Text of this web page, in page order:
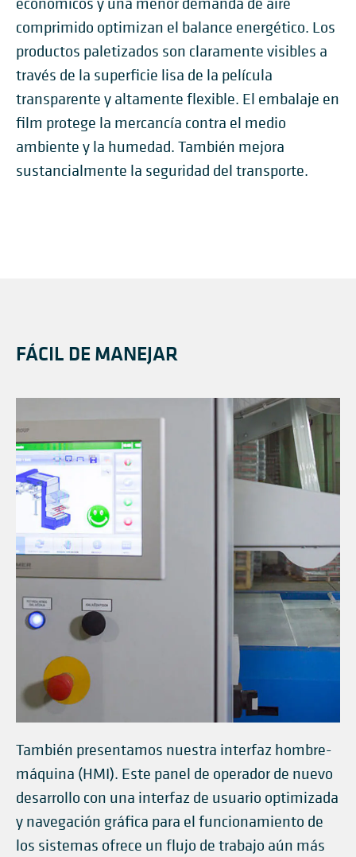
comprimido optimizan el balance energético. Los
productos paletizados son claramente visibles a
través de la superficie lisa de la película
transparente y altamente flexible. El embalaje en
film protege la mercancía contra el medio
ambiente y la humedad. También mejora
sustancialmente la seguridad del transporte.
FÁCIL DE MANEJAR
También presentamos nuestra interfaz hombre-
máquina (HMI). Este panel de operador de nuevo
desarrollo con una interfaz de usuario optimizada
y navegación gráfica para el funcionamiento de
los sistemas ofrece un flujo de trabajo aún más